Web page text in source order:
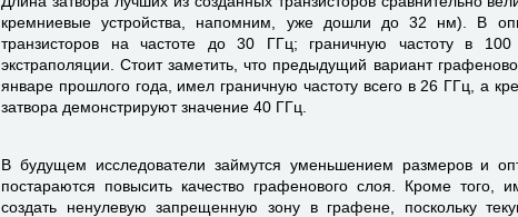
кремниевые устройства, напомним, уже дошли до 32 нм). В
транзисторов на частоте до 30 ГГц; граничную частоту в
экстраполяции. Стоит заметить, что предыдущий вариант
январе прошлого года, имел граничную частоту всего в 26 ГГц, а
затвора демонстрируют значение 40 ГГц.
В будущем исследователи займутся уменьшением размеров и
постараются повысить качество графенового слоя. Кроме
создать ненулевую запрещенную зону в графене, поскольку